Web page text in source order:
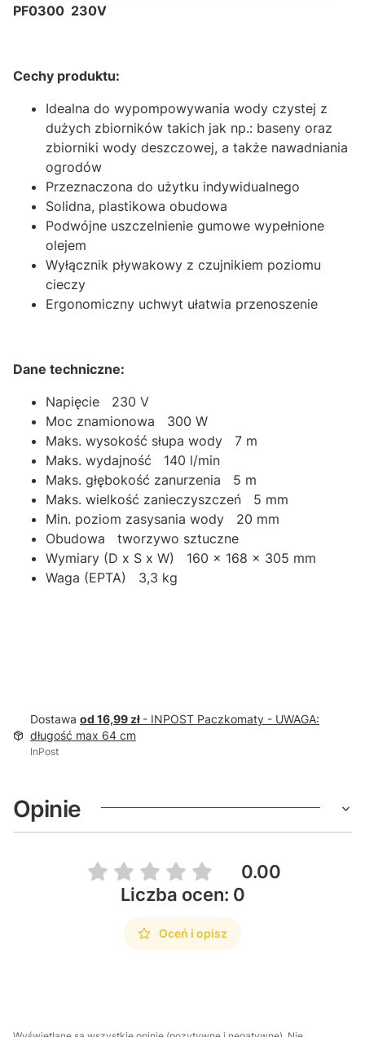
PF0300 230V
Cechy produktu:
Idealna do wypompowywania wody czystej z
dużych zbiorników takich jak np.: baseny oraz
zbiorniki wody deszczowej, a także nawadniania
ogrodów
Przeznaczona do użytku indywidualnego
Solidna, plastikowa obudowa
Podwójne uszczelnienie gumowe wypełnione
olejem
Wyłącznik pływakowy z czujnikiem poziomu
cieczy
Ergonomiczny uchwyt ułatwia przenoszenie
Dane techniczne:
Napięcie 230 V
Moc znamionowa 300 W
Maks. wysokość słupa wody 7 m
Maks. wydajność 140 l/min
Maks. głębokość zanurzenia 5 m
Maks. wielkość zanieczyszczeń 5 mm
Min. poziom zasysania wody 20 mm
Obudowa tworzywo sztuczne
Wymiary (D x S x W) 160 x 168 x 305 mm
Waga (EPTA) 3,3 kg
Dostawa od 16,99 zł - INPOST Paczkomaty - UWAGA:
długość max 64 cm
InPost
Opinie
0.00
Liczba ocen: 0
Oceń i opisz